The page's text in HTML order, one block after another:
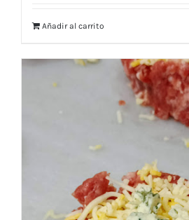
Añadir al carrito